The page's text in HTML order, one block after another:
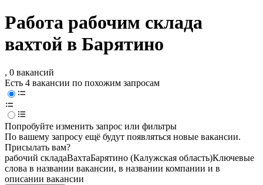
Работа рабочим склада
вахтой в Барятино
, 0 вакансий
Есть 4 вакансии по похожим запросам
Попробуйте изменить запрос или фильтры
По вашему запросу ещё будут появляться новые вакансии.
Присылать вам?
рабочий складаВахтаБарятино (Калужская область)Ключевые
слова в названии вакансии, в названии компании и в
описании вакансии